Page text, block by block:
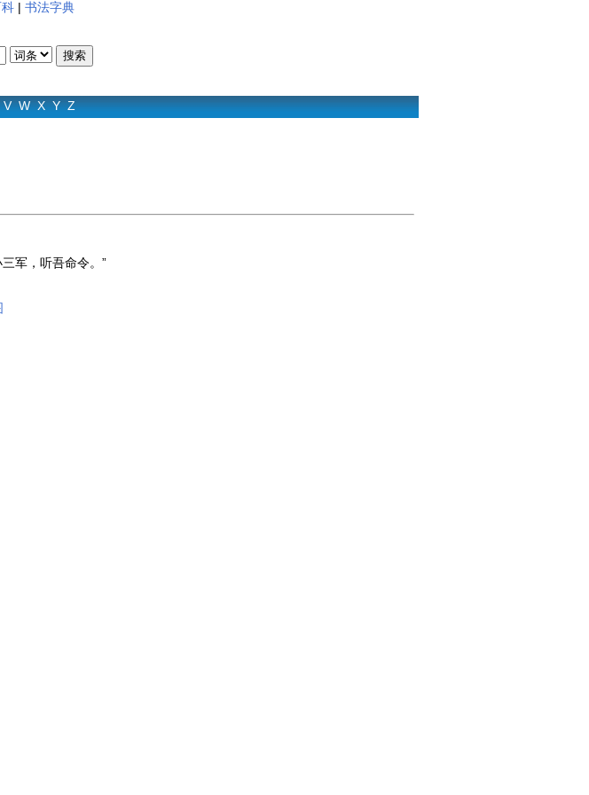
| 书法字典
V W X Y Z
军，听吾命令。”